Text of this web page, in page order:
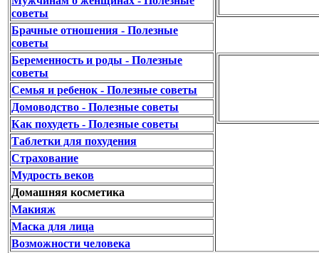
советы
Брачные отношения - Полезные
советы
Беременность и роды - Полезные
советы
Семья и ребенок - Полезные советы
Домоводство - Полезные советы
Как похудеть - Полезные советы
Таблетки для похудения
Страхование
Мудрость веков
Домашняя косметика
Макияж
Маска для лица
Возможности человека